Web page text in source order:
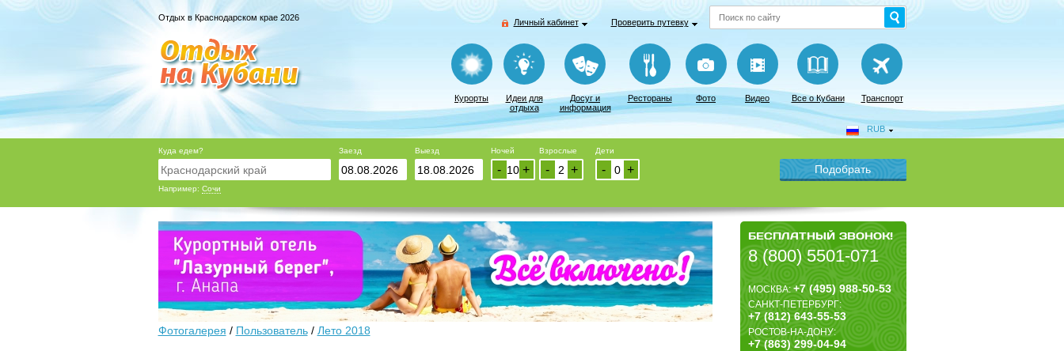
Отдых в Краснодарском крае 2026 Личный кабинет Проверить путевку
Курорты
Идеи для
отдыха
Досуг и
информация
Рестораны Фото Видео Все о Кубани Транспорт
RUB
Куда едем?
Например: Сочи
Заезд Выезд Ночей
+
-
Взрослые
+
-
Дети
+
-
БЕСПЛАТНЫЙ ЗВОНОК!
8 (800) 5501-071
МОСКВА:+7 (495) 988-50-53
САНКТ-ПЕТЕРБУРГ:
+7 (812) 643-55-53
РОСТОВ-НА-ДОНУ:
+7 (863) 299-04-94
Фотогалерея / Пользователь/ Лето 2018